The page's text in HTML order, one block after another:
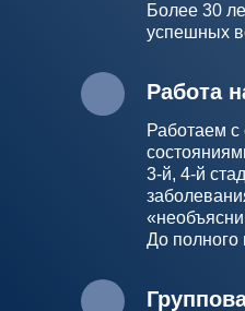
Более 30
успешных
Работа
Работаем
3-й, 4-й
До полного